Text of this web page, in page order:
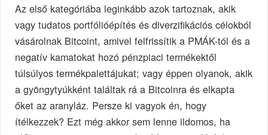
Az első kategóriába leginkább azok tartoznak, akik
vagy tudatos portfólióépítés és diverzifikációs célokból
vásárolnak Bitcoint, amivel felfrissítik a PMÁK-tól és a
negatív kamatokat hozó pénzpiaci termékektől
túlsúlyos termékpalettájukat; vagy éppen olyanok, akik
a gyöngytyúkként találtak rá a Bitcoinra és elkapta
őket az aranyláz. Persze ki vagyok én, hogy
ítélkezzek? Ezt még akkor sem lenne ildomos, ha